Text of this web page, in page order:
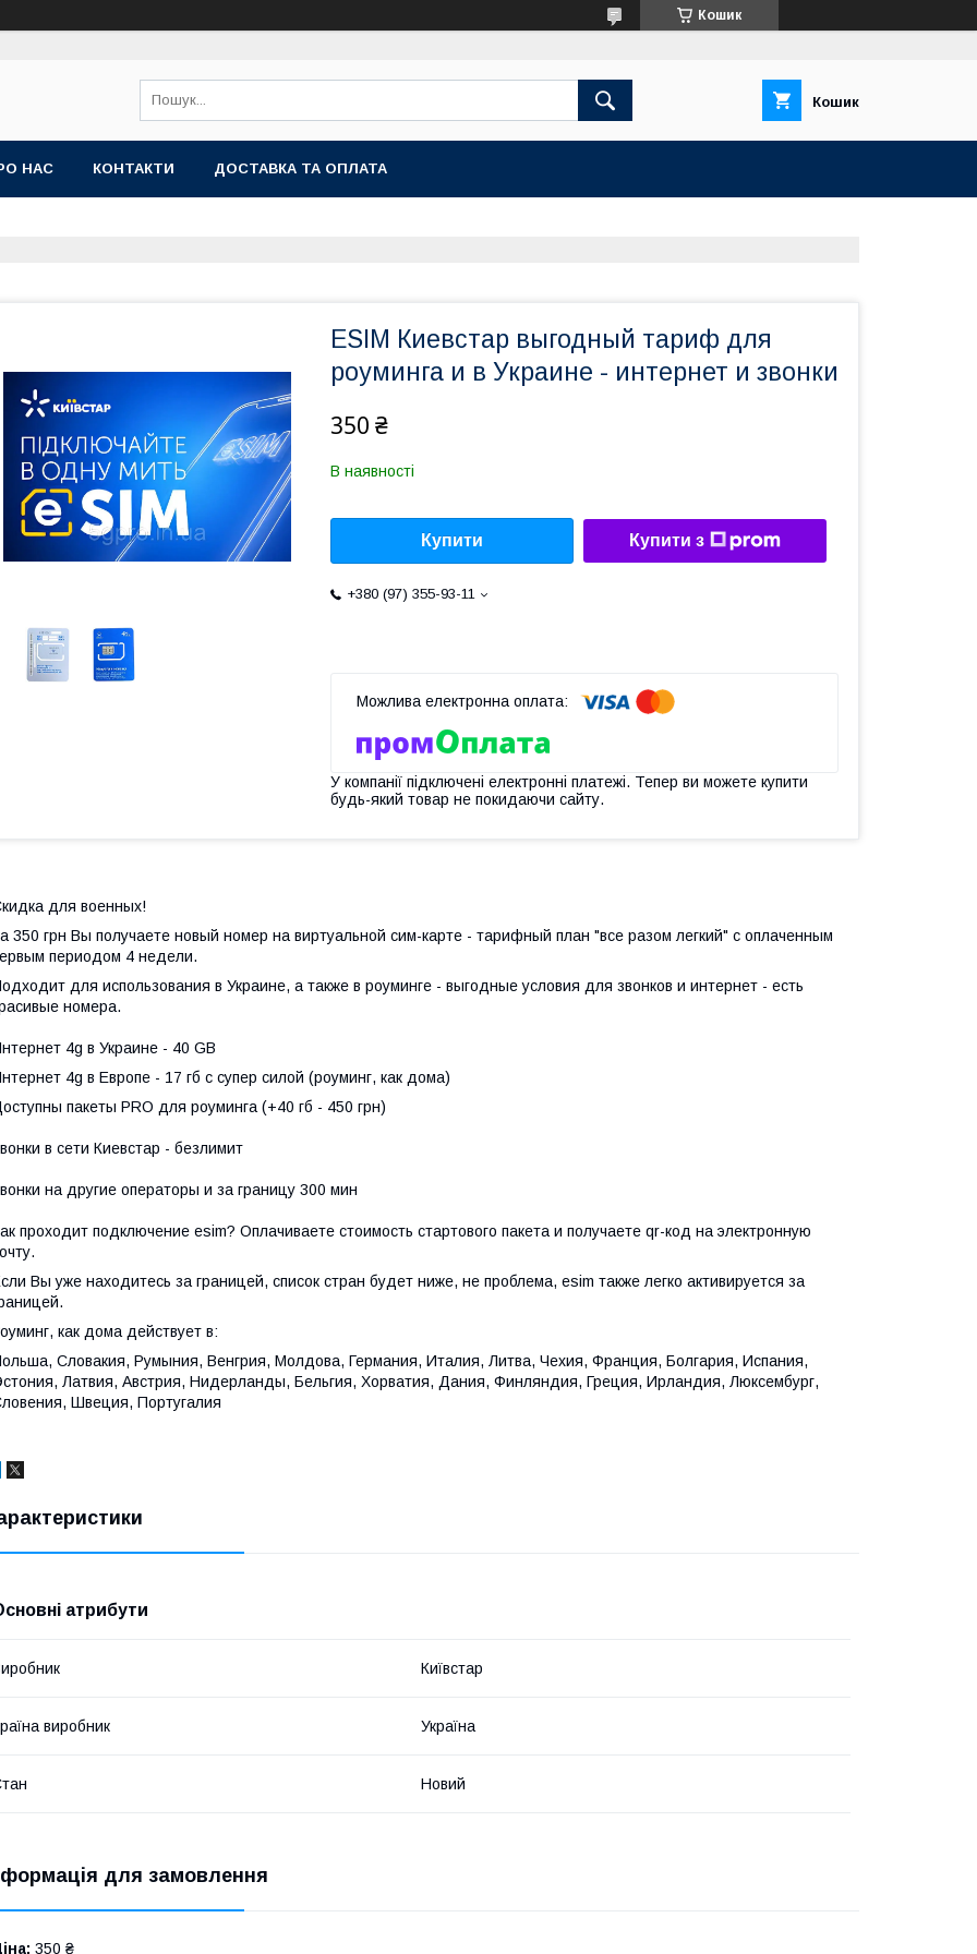
Кошик
Кошик
НАС КОНТАКТИ ДОСТАВКА ТА ОПЛАТА
ESIM Киевстар выгодный тариф для
роуминга и в Украине - интернет и звонки
350 ₴
В наявності
Купити Купити з
+380 (97) 355-93-11
У компанії підключені електронні платежі. Тепер ви можете купити
будь-який товар не покидаючи сайту.
для военных!
350 грн Вы получаете новый номер на виртуальной сим-карте - тарифный план "все разом легкий" с оплаченным
периодом 4 недели.
для использования в Украине, а также в роуминге - выгодные условия для звонков и интернет - есть
номера.
4g в Украине - 40 GB
4g в Европе - 17 гб с супер силой (роуминг, как дома)
пакеты PRO для роуминга (+40 гб - 450 грн)
в сети Киевстар - безлимит
на другие операторы и за границу 300 мин
проходит подключение esim? Оплачиваете стоимость стартового пакета и получаете qr-код на электронную
Вы уже находитесь за границей, список стран будет ниже, не проблема, esim также легко активируется за
как дома действует в:
Словакия, Румыния, Венгрия, Молдова, Германия, Италия, Литва, Чехия, Франция, Болгария, Испания,
Латвия, Австрия, Нидерланды, Бельгия, Хорватия, Дания, Финляндия, Греция, Ирландия, Люксембург,
Швеция, Португалия
атрибути
Київстар
виробник Україна
Новий
для замовлення
350 ₴